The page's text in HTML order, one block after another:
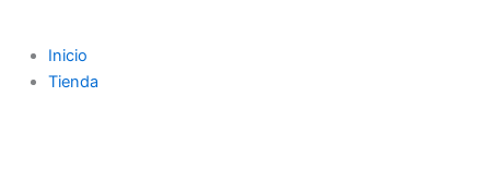
Inicio
Tienda